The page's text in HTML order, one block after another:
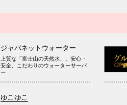
ジャパネットウォーター
上質な「富士山の天然水」。安心・
安全、こだわりのウォーターサーバ
ー
ゆこゆこ